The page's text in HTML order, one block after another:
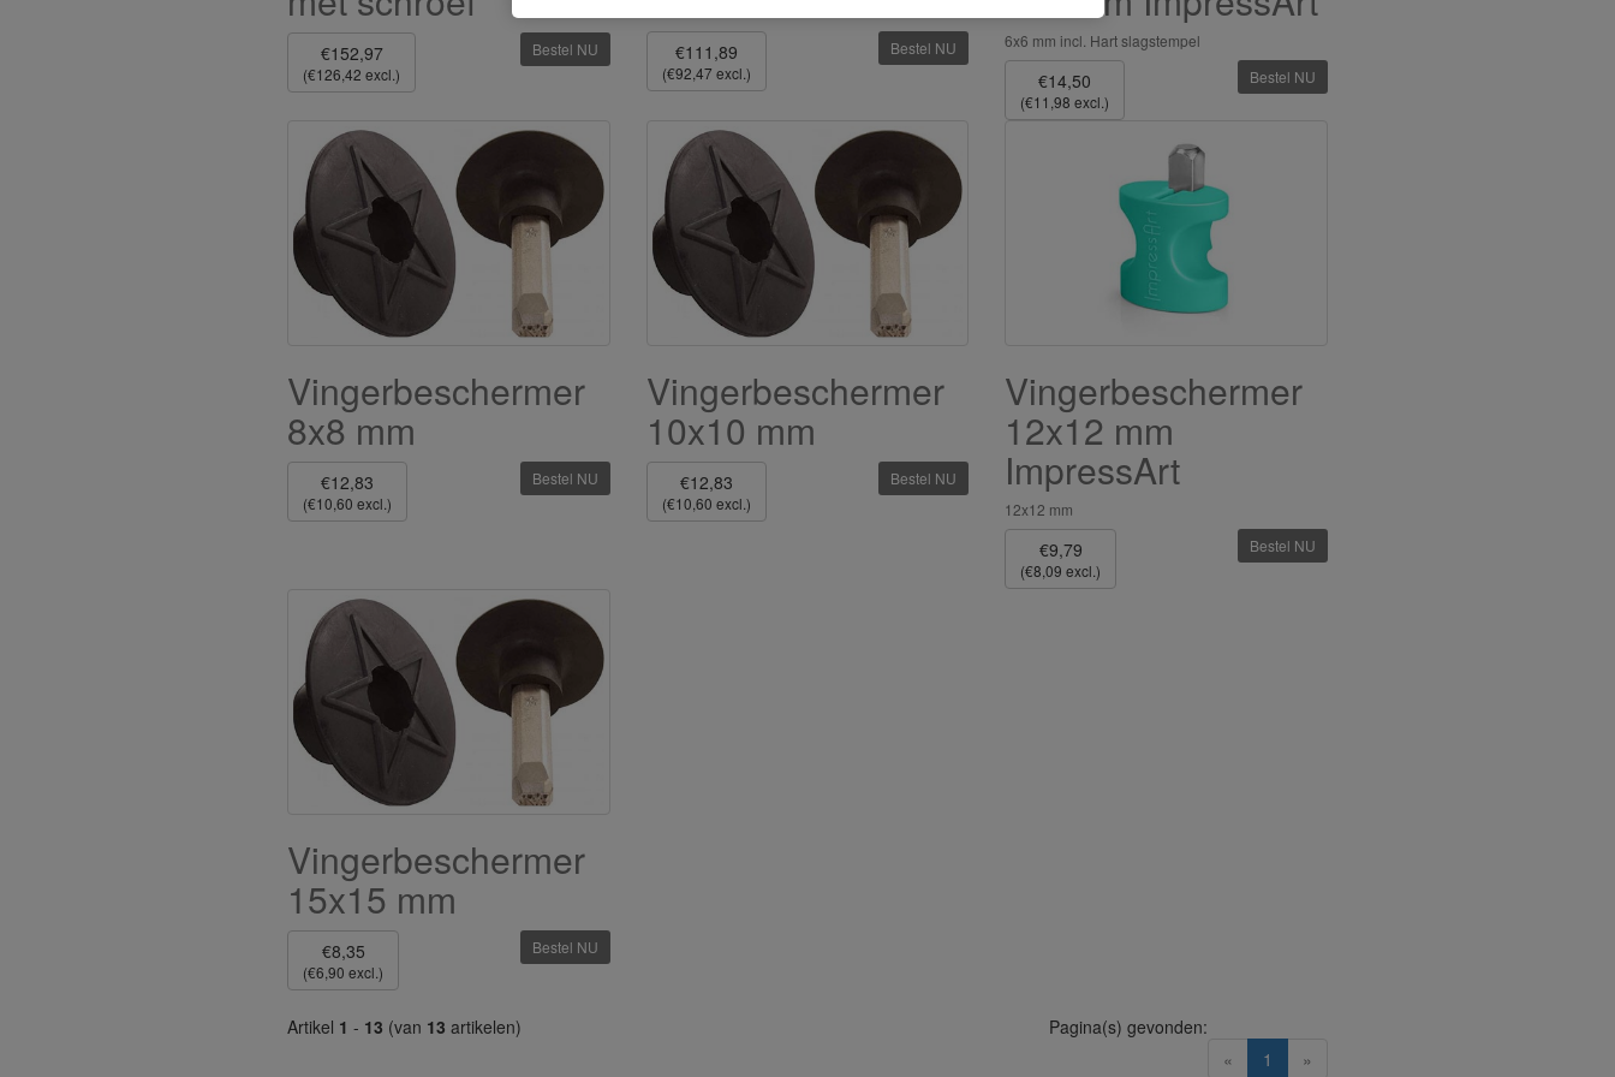
€152,97
(€126,42 excl.)
Bestel NU €111,89
(€92,47 excl.)
Bestel NU 6x6 mm incl. Hart slagstempel
€14,50
(€11,98 excl.)
Bestel NU
Vingerbeschermer
8x8 mm
€12,83
(€10,60 excl.)
Bestel NU
Vingerbeschermer
10x10 mm
€12,83
(€10,60 excl.)
Bestel NU
Vingerbeschermer
12x12 mm
ImpressArt
12x12 mm
€9,79
(€8,09 excl.)
Bestel NU
Vingerbeschermer
15x15 mm
€8,35
(€6,90 excl.)
Bestel NU
Artikel 1 - 13 (van 13 artikelen)
«
1 (current)
»
Pagina(s) gevonden: